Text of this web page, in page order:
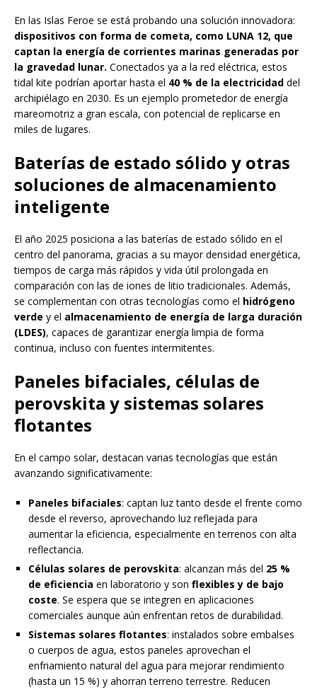
En las Islas Feroe se está probando una solución innovadora:
dispositivos con forma de cometa, como LUNA 12, que
captan la energía de corrientes marinas generadas por
la gravedad lunar. Conectados ya a la red eléctrica, estos
tidal kite podrían aportar hasta el 40 % de la electricidad del
archipiélago en 2030. Es un ejemplo prometedor de energía
mareomotriz a gran escala, con potencial de replicarse en
miles de lugares.
Baterías de estado sólido y otras
soluciones de almacenamiento
inteligente
El año 2025 posiciona a las baterías de estado sólido en el
centro del panorama, gracias a su mayor densidad energética,
tiempos de carga más rápidos y vida útil prolongada en
comparación con las de iones de litio tradicionales. Además,
se complementan con otras tecnologías como el hidrógeno
verde y el almacenamiento de energía de larga duración
(LDES), capaces de garantizar energía limpia de forma
continua, incluso con fuentes intermitentes.
Paneles bifaciales, células de
perovskita y sistemas solares
flotantes
En el campo solar, destacan varias tecnologías que están
avanzando significativamente:
Paneles bifaciales: captan luz tanto desde el frente como
desde el reverso, aprovechando luz reflejada para
aumentar la eficiencia, especialmente en terrenos con alta
reflectancia.
Células solares de perovskita: alcanzan más del 25 %
de eficiencia en laboratorio y son flexibles y de bajo
coste. Se espera que se integren en aplicaciones
comerciales aunque aún enfrentan retos de durabilidad.
Sistemas solares flotantes: instalados sobre embalses
o cuerpos de agua, estos paneles aprovechan el
enfriamiento natural del agua para mejorar rendimiento
(hasta un 15 %) y ahorran terreno terrestre. Reducen